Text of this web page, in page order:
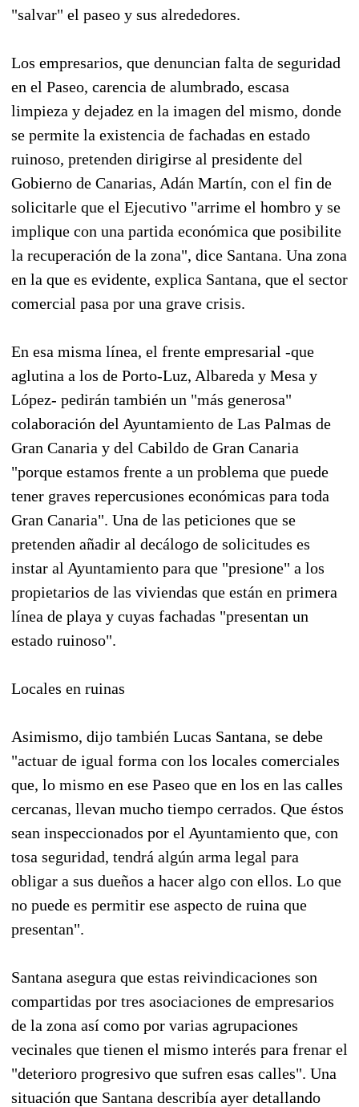
"salvar" el paseo y sus alrededores.
Los empresarios, que denuncian falta de seguridad
en el Paseo, carencia de alumbrado, escasa
limpieza y dejadez en la imagen del mismo, donde
se permite la existencia de fachadas en estado
ruinoso, pretenden dirigirse al presidente del
Gobierno de Canarias, Adán Martín, con el fin de
solicitarle que el Ejecutivo "arrime el hombro y se
implique con una partida económica que posibilite
la recuperación de la zona", dice Santana. Una zona
en la que es evidente, explica Santana, que el sector
comercial pasa por una grave crisis.
En esa misma línea, el frente empresarial -que
aglutina a los de Porto-Luz, Albareda y Mesa y
López- pedirán también un "más generosa"
colaboración del Ayuntamiento de Las Palmas de
Gran Canaria y del Cabildo de Gran Canaria
"porque estamos frente a un problema que puede
tener graves repercusiones económicas para toda
Gran Canaria". Una de las peticiones que se
pretenden añadir al decálogo de solicitudes es
instar al Ayuntamiento para que "presione" a los
propietarios de las viviendas que están en primera
línea de playa y cuyas fachadas "presentan un
estado ruinoso".
Locales en ruinas
Asimismo, dijo también Lucas Santana, se debe
"actuar de igual forma con los locales comerciales
que, lo mismo en ese Paseo que en los en las calles
cercanas, llevan mucho tiempo cerrados. Que éstos
sean inspeccionados por el Ayuntamiento que, con
tosa seguridad, tendrá algún arma legal para
obligar a sus dueños a hacer algo con ellos. Lo que
no puede es permitir ese aspecto de ruina que
presentan".
Santana asegura que estas reivindicaciones son
compartidas por tres asociaciones de empresarios
de la zona así como por varias agrupaciones
vecinales que tienen el mismo interés para frenar el
"deterioro progresivo que sufren esas calles". Una
situación que Santana describía ayer detallando